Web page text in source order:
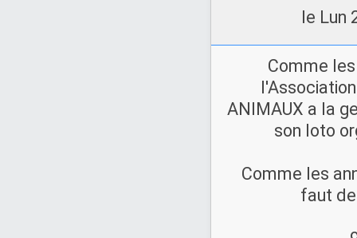
le Lun
Comme
l'Association
ANIMAUX a la
son loto
Comme les
faut